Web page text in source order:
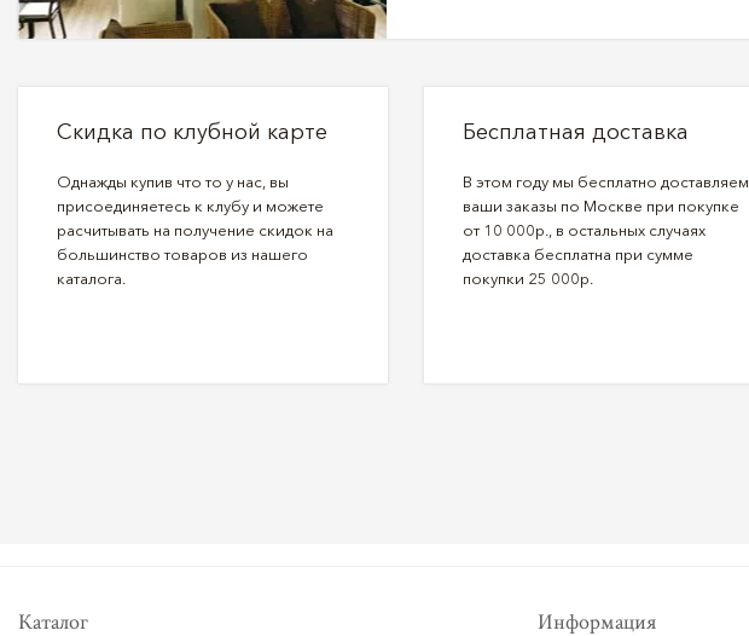
Скидка по клубной карте
Однажды купив что то у нас, вы
присоединяетесь к клубу и можете
расчитывать на получение скидок на
большинство товаров из нашего
каталога.
Бесплатная доставка
В этом году мы бесплатно доставляем
ваши заказы по Москве при покупке
от 10 000р., в остальных случаях
доставка бесплатна при сумме
покупки 25 000р.
Каталог Информация